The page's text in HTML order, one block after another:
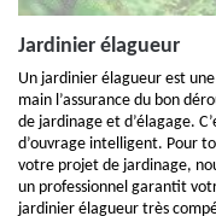
Jardinier élagueur
Un jardinier élagueur est
main l’assurance du bon
de jardinage et d’élagage.
d’ouvrage intelligent. Pour
votre projet de jardinage,
un professionnel garantit
jardinier élagueur très